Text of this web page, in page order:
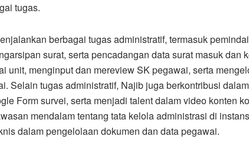
tugas.
berbagai tugas administratif, termasuk
surat, serta pencadangan data surat masuk dan
unit, menginput dan mereview SK pegawai, serta
Selain tugas administratif, Najib juga berkontribusi
Form survei, serta menjadi talent dalam video konten
mendalam tentang tata kelola administrasi di
dalam pengelolaan dokumen dan data pegawai.